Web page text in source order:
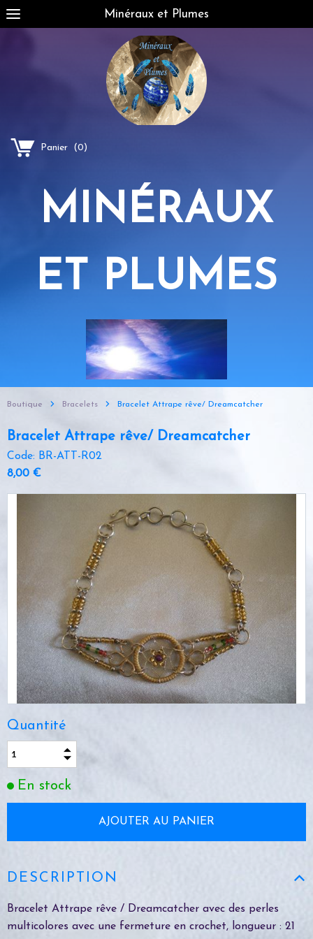
Minéraux et Plumes
Panier (0)
MINÉRAUX
ET PLUMES
Boutique Bracelets Bracelet Attrape rêve/ Dreamcatcher
Bracelet Attrape rêve/ Dreamcatcher
Code: BR-ATT-R02
8,00 €
Quantité
En stock
DESCRIPTION
Bracelet Attrape rêve / Dreamcatcher avec des perles
multicolores avec une fermeture en crochet, longueur : 21